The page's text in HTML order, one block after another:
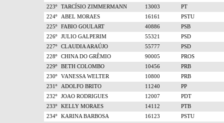
223º
TARCÍSIO ZIMMERMANN 13003
PT
224º
ABEL MORAES 16161
PSTU
225º
FABIO GOULART 40886
PSB
226º
JULIO GALPERIM 55321
PSD
227º
CLAUDIA ARAÚJO 55777
PSD
228º
CHINA DO GRÊMIO 90005
PROS
229º
BETH COLOMBO 10456
PRB
230º
VANESSA WELTER 10800
PRB
231º
ADOLFO BRITO 11240
PP
232º
JOAO RODRIGUES 12007
PDT
233º
KELLY MORAES 14112
PTB
234º
KARINA BARBOSA 16123
PSTU